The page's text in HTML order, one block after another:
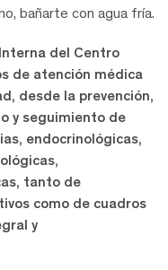
bañarte con agua fría.
del Centro
de atención médica
desde la prevención,
y seguimiento de
endocrinológicas,
tanto de
como de cuadros
y